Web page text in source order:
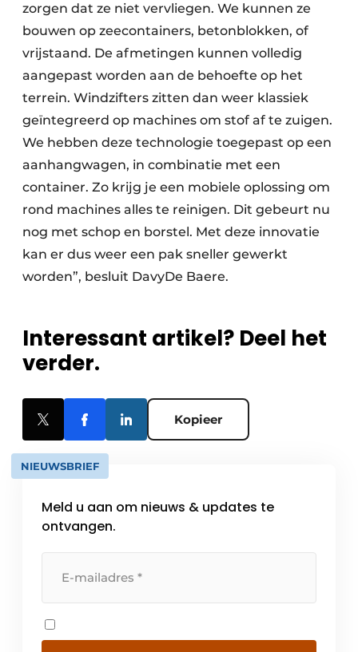
zorgen dat ze niet vervliegen. We kunnen ze
bouwen op zeecontainers, betonblokken, of
vrijstaand. De afmetingen kunnen volledig
aangepast worden aan de behoefte op het
terrein. Windzifters zitten dan weer klassiek
geïntegreerd op machines om stof af te zuigen.
We hebben deze technologie toegepast op een
aanhangwagen, in combinatie met een
container. Zo krijg je een mobiele oplossing om
rond machines alles te reinigen. Dit gebeurt nu
nog met schop en borstel. Met deze innovatie
kan er dus weer een pak sneller gewerkt
worden”, besluit DavyDe Baere.
Interessant artikel? Deel het
verder.
Kopieer
NIEUWSBRIEF
Meld u aan om nieuws & updates te
ontvangen.